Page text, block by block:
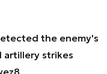
the enemy's
artillery strikes